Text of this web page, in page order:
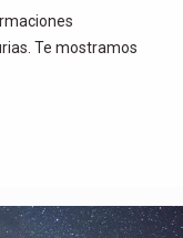
Te mostramos